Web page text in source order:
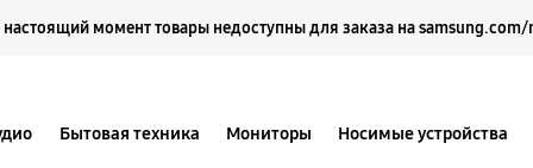
настоящий момент товары недоступны для заказа на samsung.com/
Бытовая техника Мониторы Носимые устройства